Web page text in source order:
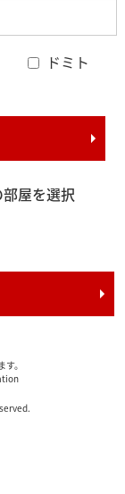
ドミト
屋を選択
。